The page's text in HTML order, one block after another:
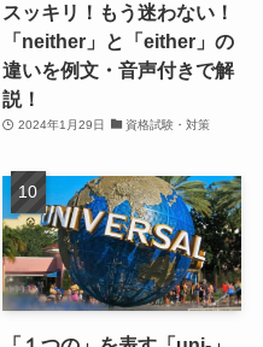
スッキリ！もう迷わない！
「neither」と「either」の
違いを例文・音声付きで解
説！
2024年1月29日 資格試験・対策